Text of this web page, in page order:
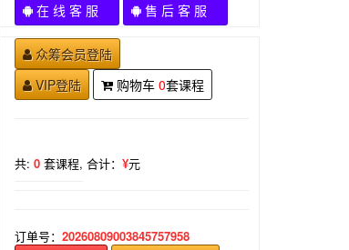
在 线 客 服 售 后 客 服
众筹会员登陆
VIP登陆
购物车0套课程
共:0 套课程, 合计：¥元
订单号：20260809003845757958